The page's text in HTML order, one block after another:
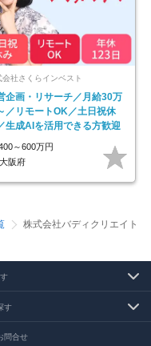
会社さくらインベスト
企画・リサーチ／月給30万
／リモートOK／土日祝休
生成AIを活用できる方歓迎
～600万円
大阪府
株式会社バディクリエイト
す
問合せ